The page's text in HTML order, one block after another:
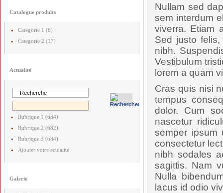
Catalogue produits
Categorie 1 (6)
Categorie 2 (17)
Actualité
Rubrique 1 (634)
Rubrique 2 (682)
Rubrique 3 (684)
Ajouter votre actualité
Galerie
Nullam sed
sem interdum
viverra. Etiam
Sed justo
nibh.
Vestibulum
lorem a quam
Cras quis nisi
tempus
dolor. Cum
nascetur
semper ipsum
consectetur
nibh sodales
sagittis. Nam
Nulla
lacus id odio